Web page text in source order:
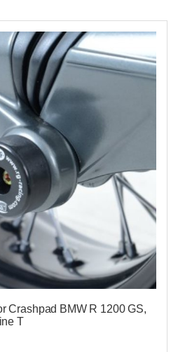
Crashpad BMW R 1200 GS,
T